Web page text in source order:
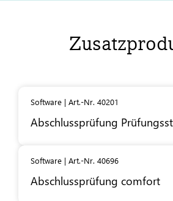
Software | Art.-Nr. 40201
Abschlussprüfung
Software | Art.-Nr. 40696
Abschlussprüfung comfort